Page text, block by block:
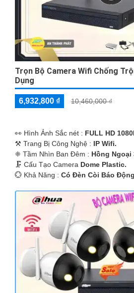
Trọn Bộ Camera Wifi Chống
Dụng
6,932,800 ₫ 10,460,000 ₫
️👀 Hình Ảnh Sắc nét : FULL HD
⚒ Trang Bị Công Nghệ : IP Wifi.
❈ Tầm Nhìn Ban Đêm : Hồng Ngoại
🗜️ Cấu Tạo Camera Dome Plastic.
️💮 Khả Năng : Có Ðèn Còi Báo